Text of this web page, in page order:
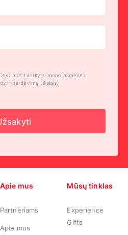
tvarkytų mano asmens ir
ir pardavimų tikslais.
Apie mus
Partneriams
Apie mus
Mūsų tinklas
Experience
Gifts